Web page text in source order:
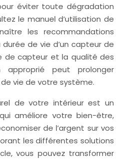
éviter toute dégradation
le manuel d’utilisation de
les recommandations
de vie d’un capteur de
de capteur et la qualité des
approprié peut prolonger
vie de votre système.
de votre intérieur est un
améliore votre bien-être,
de l’argent sur vos
les différentes solutions
vous pouvez transformer